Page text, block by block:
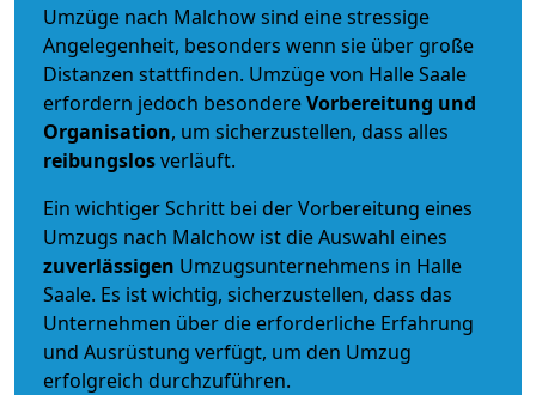
Umzüge nach Malchow sind eine stressige
Angelegenheit, besonders wenn sie über große
Distanzen stattfinden. Umzüge von Halle Saale
erfordern jedoch besondereVorbereitung und
Organisation, um sicherzustellen, dass alles
reibungslosverläuft.
Ein wichtiger Schritt bei der Vorbereitung eines
Umzugs nach Malchow ist die Auswahl eines
zuverlässigen Umzugsunternehmens in Halle
Saale. Es ist wichtig, sicherzustellen, dass das
Unternehmen über die erforderliche Erfahrung
und Ausrüstung verfügt, um den Umzug
erfolgreich durchzuführen.